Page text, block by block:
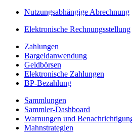
Nutzungsabhängige Abrechnung
Elektronische Rechnungsstellung
Zahlungen
Bargeldanwendung
Geldbörsen
Elektronische Zahlungen
BP-Bezahlung
Sammlungen
Sammler-Dashboard
Warnungen und
Mahnstrategien